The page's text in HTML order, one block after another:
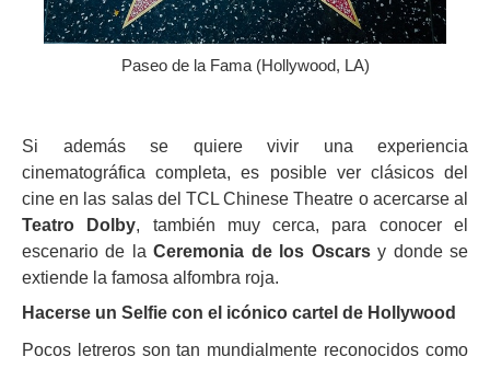
Paseo de la Fama (Hollywood, LA)
Si además se quiere vivir una experiencia
cinematográfica completa, es posible ver clásicos del
cine en las salas del TCL Chinese Theatre o acercarse al
Teatro Dolby, también muy cerca, para conocer el
escenario de laCeremonia de los Oscarsy donde se
extiende la famosa alfombra roja.
Hacerse un Selfie con el icónico cartel de Hollywood
Pocos letreros son tan mundialmente reconocidos como